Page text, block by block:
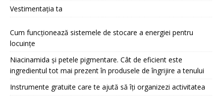
Vestimentația ta
Cum funcționează sistemele de stocare a energiei pentru
locuințe
Niacinamida și petele pigmentare. Cât de eficient este
ingredientul tot mai prezent în produsele de îngrijire a tenului
Instrumente gratuite care te ajută să îți organizezi activitatea